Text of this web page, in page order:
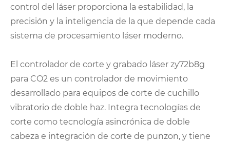
control del láser proporciona la estabilidad, la
precisión y la inteligencia de la que depende cada
sistema de procesamiento láser moderno.
El controlador de corte y grabado láser zy72b8g
para CO2 es un controlador de movimiento
desarrollado para equipos de corte de cuchillo
vibratorio de doble haz. Integra tecnologías de
corte como tecnología asincrónica de doble
cabeza e integración de corte de punzon, y tiene